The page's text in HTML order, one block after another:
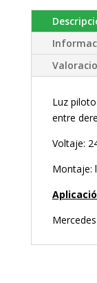
Luz
entre
Voltaje:
Montaje: